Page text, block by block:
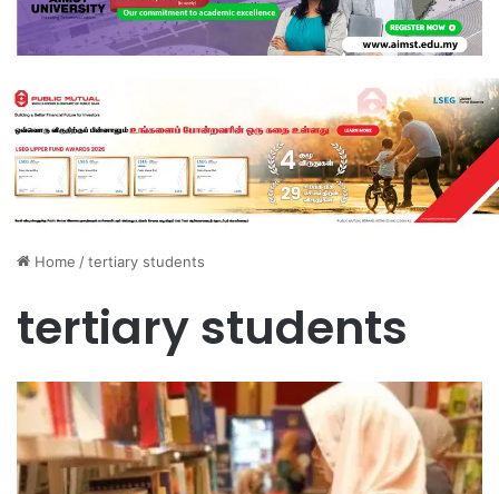
Home /tertiary students
tertiary students